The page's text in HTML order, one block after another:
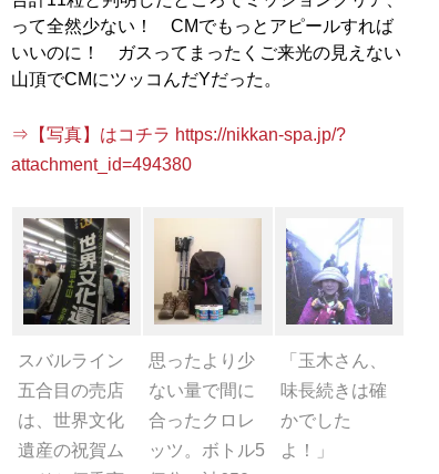
って全然少ない！ CMでもっとアピールすれば
いいのに！ ガスってまったくご来光の見えない
山頂でCMにツッコんだYだった。
⇒【写真】はコチラ https://nikkan-spa.jp/?
attachment_id=494380
スバルライン
五合目の売店
は、世界文化
遺産の祝賀ム
思ったより少
ない量で間に
合ったクロレ
ッツ。ボトル5
「玉木さん、
味長続きは確
かでした
よ！」